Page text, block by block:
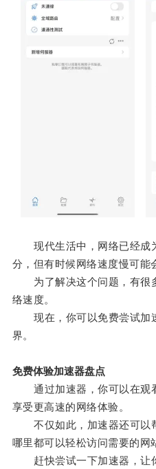
现代生活中，网络已经成
分，但有时候网络速度慢可能
为了解决这个问题，有很
络速度。
现在，你可以免费尝试加
界。
免费体验加速器盘点
通过加速器，你可以在观
享受更高速的网络体验。
不仅如此，加速器还可以
哪里都可以轻松访问需要的网
赶快尝试一下加速器，让你